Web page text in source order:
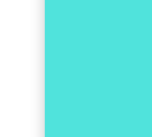
Establecer un
Utilizar
gestión de
recopilación y el